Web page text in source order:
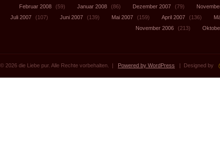
Februar 2008
(59) Januar 2008 (86) Dezember 2007 (79)
Juli 2007
(107) Juni 2007 (139) Mai 2007 (159) April 2007 (136)
November 2006
(213)
© 2026 die Liebe pur. Alle Rechte vorbehalten. | Powered by WordPress | Designed by